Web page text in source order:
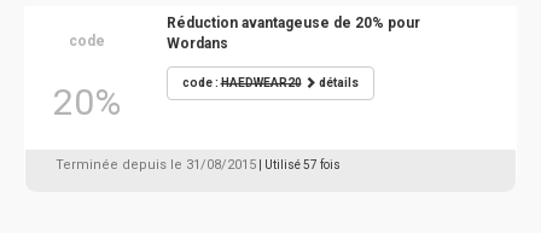
code
20%
Réduction avantageuse de 20% pour
Wordans
code :HAEDWEAR20 détails
Terminée depuis le 31/08/2015 | Utilisé 57 fois